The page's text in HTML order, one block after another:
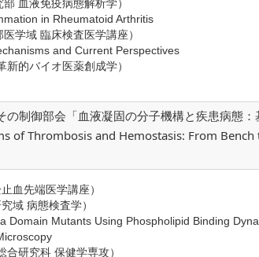
血液免疫病態解析学）
in Rheumatoid Arthritis
学域 臨床検査医学講座）
and Current Perspectives
的バイオ医薬創成学）
制御部会「血液凝固の分子機構と疾患病態：
of Thrombosis and Hemostasis: From Bench
血先端医学講座）
病態検査学）
Domain Mutants Using Phospholipid Binding
研究科 保健学専攻）